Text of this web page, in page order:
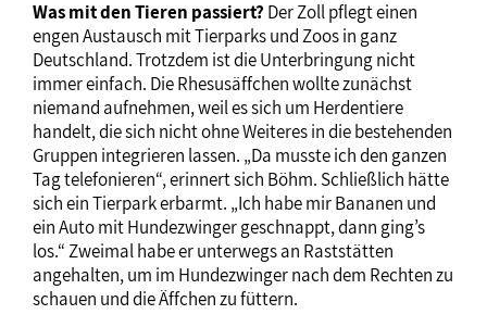
Was mit den Tieren passiert? Der Zoll pflegt einen
engen Austausch mit Tierparks und Zoos in ganz
Deutschland. Trotzdem ist die Unterbringung nicht
immer einfach. Die Rhesusäffchen wollte zunächst
niemand aufnehmen, weil es sich um Herdentiere
handelt, die sich nicht ohne Weiteres in die bestehenden
Gruppen integrieren lassen. „Da musste ich den ganzen
Tag telefonieren“, erinnert sich Böhm. Schließlich hätte
sich ein Tierpark erbarmt. „Ich habe mir Bananen und
ein Auto mit Hundezwinger geschnappt, dann ging’s
los.“ Zweimal habe er unterwegs an Raststätten
angehalten, um im Hundezwinger nach dem Rechten zu
schauen und die Äffchen zu füttern.